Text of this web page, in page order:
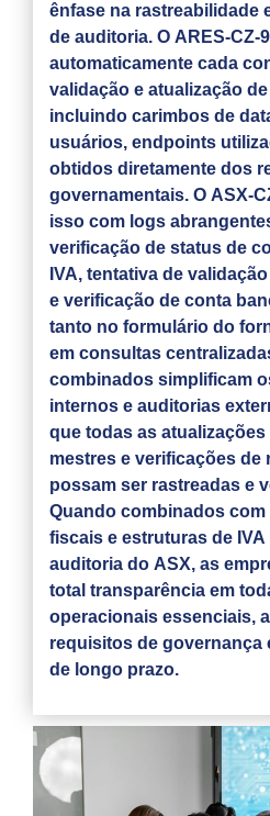
ênfase na rastreabilidade
de auditoria. O ARES-CZ-
automaticamente cada
validação e atualização
incluindo carimbos de
usuários, endpoints
obtidos diretamente dos
governamentais. O ASX-
isso com logs
verificação de status de
IVA, tentativa de
e verificação de conta
tanto no formulário do
em consultas
combinados simplificam
internos e auditorias
que todas as
mestres e verificações de
possam ser rastreadas e
Quando combinados
fiscais e estruturas de
auditoria do ASX, as
total transparência em
operacionais essenciais,
requisitos de governança
de longo prazo.